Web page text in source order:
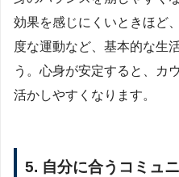
効果を感じにくいときほど
度な運動など、基本的な生
う。心身が安定すると、カ
活かしやすくなります。
5. 自分に合うコミュ